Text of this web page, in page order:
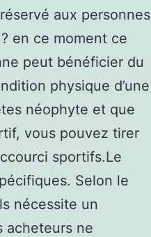
aux personnes
en ce moment ce
peut bénéficier du
physique d’une
néophyte et que
vous pouvez tirer
sportifs.Le
Selon le
nécessite un
acheteurs ne